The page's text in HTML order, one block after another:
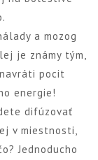
a mozog
je známy tým,
pocit
energie!
difúzovať
v miestnosti,
Jednoducho